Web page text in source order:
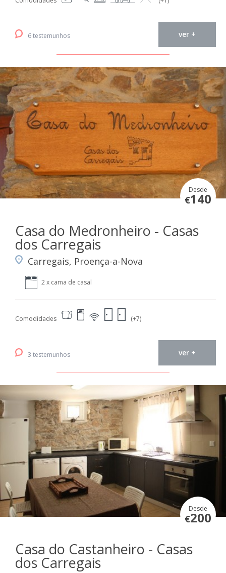
6 testemunhos ver +
Desde
€140
Casa do Medronheiro - Casas
dos Carregais
Carregais, Proença-a-Nova
2 x cama de casal
Comodidades (+7)
3 testemunhos ver +
Desde
€200
Casa do Castanheiro - Casas
dos Carregais